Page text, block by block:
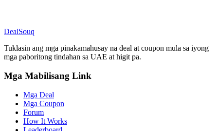
DealSouq
Tuklasin ang mga pinakamahusay na deal at coupon mula sa iyong
mga paboritong tindahan sa UAE at higit pa.
Mga Mabilisang Link
Mga Deal
Mga Coupon
Forum
How It Works